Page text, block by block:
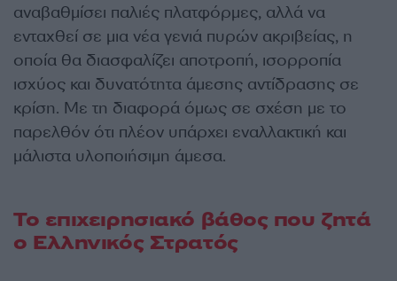
αναβαθμίσει παλιές πλατφόρμες, αλλά να
ενταχθεί σε μια νέα γενιά πυρών ακριβείας, η
οποία θα διασφαλίζει αποτροπή, ισορροπία
ισχύος και δυνατότητα άμεσης αντίδρασης σε
κρίση. Με τη διαφορά όμως σε σχέση με το
παρελθόν ότι πλέον υπάρχει εναλλακτική και
μάλιστα υλοποιήσιμη άμεσα.
Το επιχειρησιακό βάθος που ζητά
ο Ελληνικός Στρατός